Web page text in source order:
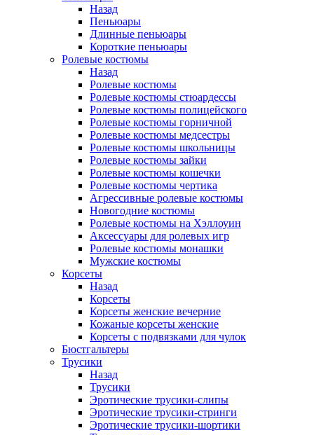
Назад
Пеньюары
Длинные пеньюары
Короткие пеньюары
Ролевые костюмы
Назад
Ролевые костюмы
Ролевые костюмы стюардессы
Ролевые костюмы полицейского
Ролевые костюмы горничной
Ролевые костюмы медсестры
Ролевые костюмы школьницы
Ролевые костюмы зайки
Ролевые костюмы кошечки
Ролевые костюмы чертика
Агрессивные ролевые костюмы
Новогодние костюмы
Ролевые костюмы на Хэллоуин
Аксессуары для ролевых игр
Ролевые костюмы монашки
Мужские костюмы
Корсеты
Назад
Корсеты
Корсеты женские вечерние
Кожаные корсеты женские
Корсеты с подвязками для чулок
Бюстгальтеры
Трусики
Назад
Трусики
Эротические трусики-слипы
Эротические трусики-стринги
Эротические трусики-шортики